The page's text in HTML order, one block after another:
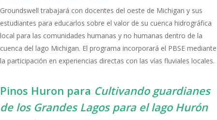
Groundswell trabajará con docentes del oeste de Michigan y sus
estudiantes para educarlos sobre el valor de su cuenca hidrográfica
local para las comunidades humanas y no humanas dentro de la
cuenca del lago Michigan. El programa incorporará el PBSE mediante
la participación en experiencias directas con las vías fluviales locales.
Pinos Huron para Cultivando guardianes
de los Grandes Lagos para el lago Hurón